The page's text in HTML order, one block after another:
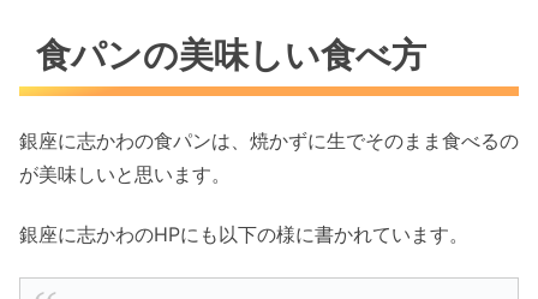
食パンの美味しい食べ方
銀座に志かわの食パンは、焼かずに生でそのまま食べるの
が美味しいと思います。
銀座に志かわのHPにも以下の様に書かれています。